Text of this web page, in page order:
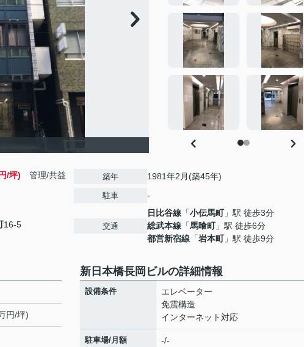
/坪) 管理/共益
16-5
築年 1981年2月(築45年)
駐車 -
交通
日比谷線 「小伝馬町」駅 徒歩3分
総武本線 「馬喰町」駅 徒歩6分
都営新宿線 「岩本町」駅 徒歩9分
円/坪)
新日本橋長岡ビルの詳細情報
設備条件
エレベーター
免震構造
インターネット対応
駐車場/月額 -/-